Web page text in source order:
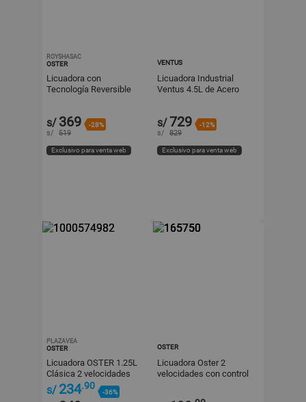
ROYSHASAC
OSTER
Licuadora con
Tecnología Reversible
s/ 369 -28%
s/ 519
Exclusivo para venta web
VENTUS
Licuadora Industrial
Ventus 4.5L de Acero
s/729 -12%
s/ 829
Exclusivo para venta web
PLAZAVEA
OSTER
Licuadora OSTER 1.25L
Clásica 2 velocidades
250-22 Cromado
s/ 234.90
-36%
OSTER
Licuadora Oster 2
velocidades con control